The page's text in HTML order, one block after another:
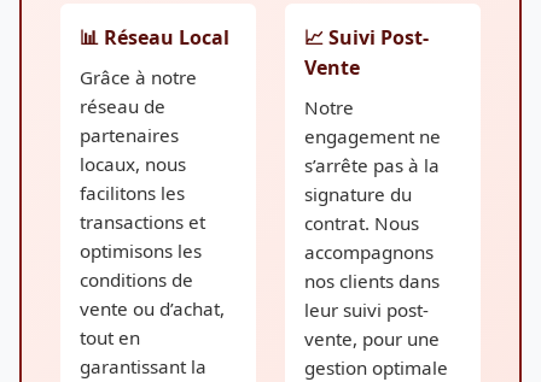
📊 Réseau Local
Grâce à notre
réseau de
partenaires
locaux, nous
facilitons les
transactions et
optimisons les
conditions de
vente ou d’achat,
tout en
garantissant la
📈 Suivi Post-
Vente
Notre
engagement ne
s’arrête pas à la
signature du
contrat. Nous
accompagnons
nos clients dans
leur suivi post-
vente, pour une
gestion optimale